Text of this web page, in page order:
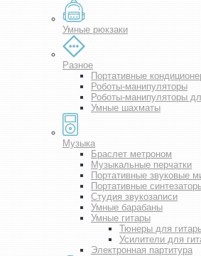
Умные рюкзаки
Разное
Портативные
Роботы-манипуляторы
Роботы-манипуляторы
Умные шахматы
Музыка
Браслет метроном
Музыкальные перчатки
Портативные звуковые
Портативные
Студия звукозаписи
Умные барабаны
Умные гитары
Тюнеры для
Усилители для
Электронная партитура